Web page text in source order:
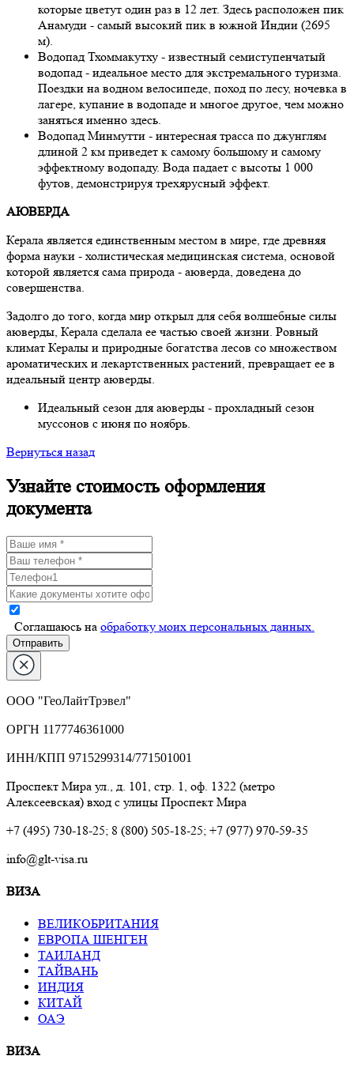
которые цветут один раз в 12 лет. Здесь расположен пик
Анамуди - самый высокий пик в южной Индии (2695
м).
Водопад Тхоммакутху - известный семиступенчатый
водопад - идеальное место для экстремального туризма.
Поездки на водном велосипеде, поход по лесу, ночевка в
лагере, купание в водопаде и многое другое, чем можно
заняться именно здесь.
Водопад Минмутти - интересная трасса по джунглям
длиной 2 км приведет к самому большому и самому
эффектному водопаду. Вода падает с высоты 1 000
футов, демонстрируя трехярусный эффект.
АЮВЕРДА
Керала является единственным местом в мире, где древняя
форма науки - холистическая медицинская система, основой
которой является сама природа - аюверда, доведена до
совершенства.
Задолго до того, когда мир открыл для себя волшебные силы
аюверды, Керала сделала ее частью своей жизни. Ровный
климат Кералы и природные богатства лесов со множеством
ароматических и лекартственных растений, превращает ее в
идеальный центр аюверды.
Идеальный сезон для аюверды - прохладный сезон
муссонов с июня по ноябрь.
Вернуться назад
Узнайте стоимость оформления
документа
Cоглашаюсь на обработку моих персональных данных.
ООО "ГеоЛайтТрэвел"
ОРГН 1177746361000
ИНН/КПП 9715299314/771501001
Проспект Мира ул., д. 101, стр. 1, оф. 1322 (метро
Алексеевская) вход с улицы Проспект Мира
+7 (495) 730-18-25; 8 (800) 505-18-25; +7 (977) 970-59-35
info@glt-visa.ru
ВИЗА
ВЕЛИКОБРИТАНИЯ
ЕВРОПА ШЕНГЕН
ТАИЛАНД
ТАЙВАНЬ
ИНДИЯ
КИТАЙ
ОАЭ
ВИЗА